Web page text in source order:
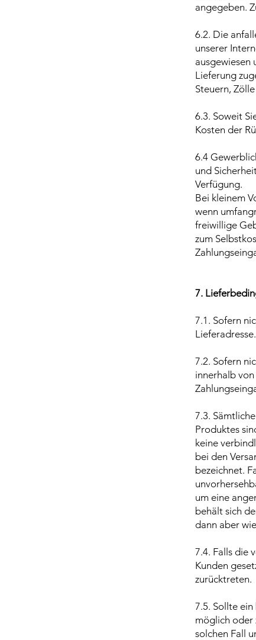
angegeben.
6.2. Die
unserer
ausgewiesen
Lieferung
Steuern,
6.3. Soweit
Kosten der
6.4
und
Verfügung.
Bei kleinem
wenn
freiwillige
zum
7.
7.1. Sofern
Lieferadresse.
7.2. Sofern
innerhalb
7.3.
Produktes
keine
bei den
bezeichnet.
um eine
behält sich
dann aber
7.4. Falls die
Kunden
zurücktreten.
7.5. Sollte
möglich oder
solchen Fall